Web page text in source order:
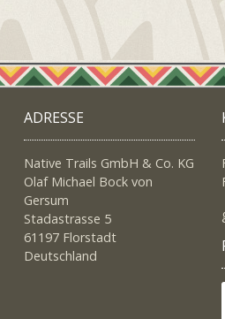
ADRESSE
Native Trails GmbH & Co. KG
Olaf Michael Bock von
Gersum
Stadastrasse 5
61197 Florstadt
Deutschland